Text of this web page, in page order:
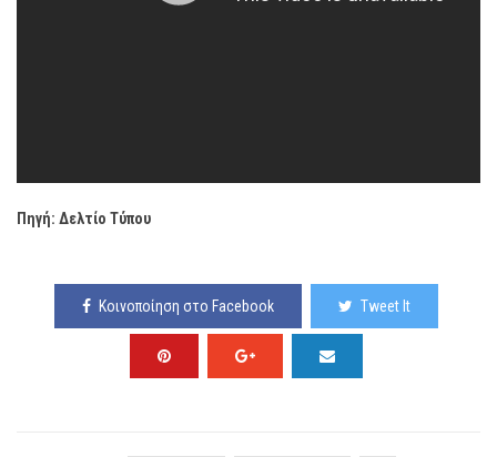
Πηγή: Δελτίο Τύπου
Κοινοποίηση στο Facebook Tweet It